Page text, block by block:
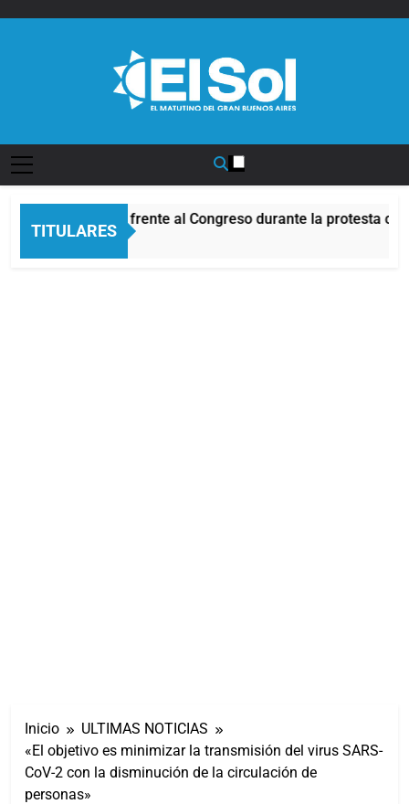
TITULARES
Incidentes frente al Congreso durante la protesta
9 Horas Atrás
Inicio
ULTIMAS NOTICIAS
«El objetivo es minimizar la transmisión del virus SARS-
CoV-2 con la disminución de la circulación de
personas»